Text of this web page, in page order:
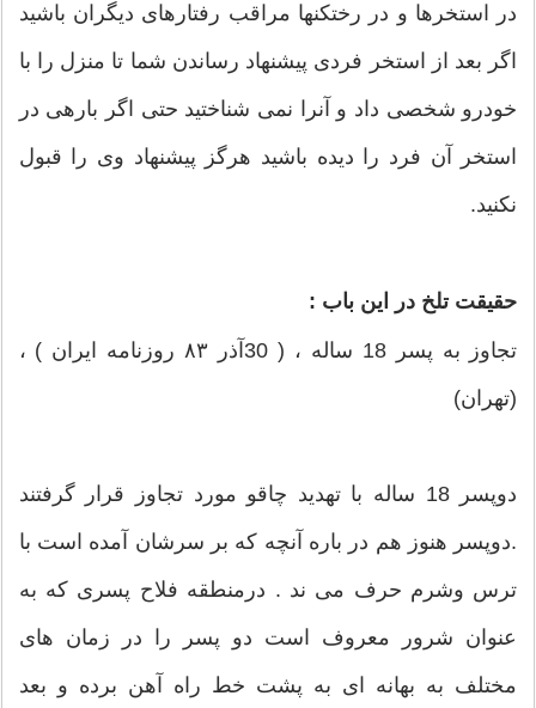
در استخرها و در رختکنها مراقب رفتارهای دیگران باشید
اگر بعد از استخر فردی پیشنهاد رساندن شما تا منزل را با
خودرو شخصی داد و آنرا نمی شناختید حتی اگر بارهی در
استخر آن فرد را دیده باشید هرگز پیشنهاد وی را قبول
نکنید.
حقیقت تلخ در این باب :
تجاوز به پسر 18 ساله ، ( 30آذر ۸۳ روزنامه ایران ) ،
(تهران)
دوپسر 18 ساله با تهدید چاقو مورد تجاوز قرار گرفتند
.دوپسر هنوز هم در باره آنچه که بر سرشان آمده است با
ترس وشرم حرف می ند . درمنطقه فلاح پسری که به
عنوان شرور معروف است دو پسر را در زمان های
مختلف به بهانه ای به پشت خط راه آهن برده و بعد